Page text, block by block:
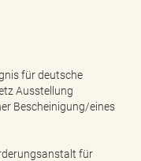
für deutsche
Ausstellung
Bescheinigung/eines
für